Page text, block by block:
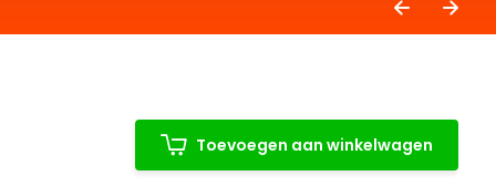
Toevoegen aan winkelwagen